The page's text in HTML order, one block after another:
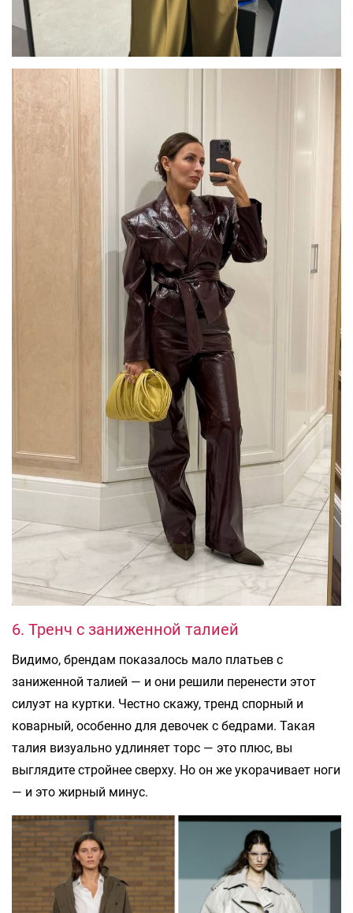
6. Тренч с заниженной талией
Видимо, брендам показалось мало платьев с
заниженной талией — и они решили перенести этот
силуэт на куртки. Честно скажу, тренд спорный и
коварный, особенно для девочек с бедрами. Такая
талия визуально удлиняет торс — это плюс, вы
выглядите стройнее сверху. Но он же укорачивает ноги
— и это жирный минус.